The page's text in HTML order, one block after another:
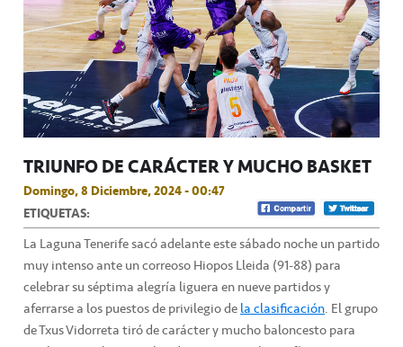
TRIUNFO DE CARÁCTER Y MUCHO BASKET
Domingo, 8 Diciembre, 2024 - 00:47
ETIQUETAS:
La Laguna Tenerife sacó adelante este sábado noche un partido
muy intenso ante un correoso Hiopos Lleida (91-88) para
celebrar su séptima alegría liguera en nueve partidos y
aferrarse a los puestos de privilegio dela clasificación. El grupo
de Txus Vidorreta tiró de carácter y mucho baloncesto para